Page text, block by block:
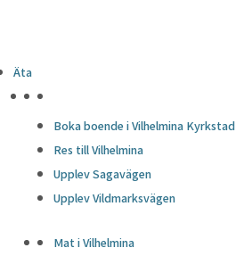
Äta
Boka boende i Vilhelmina Kyrkstad
Res till Vilhelmina
Upplev Sagavägen
Upplev Vildmarksvägen
Mat i Vilhelmina